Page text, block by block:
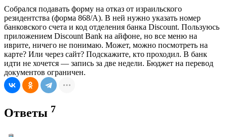
Собрался подавать форму на отказ от израильского
резидентства (форма 868/А). В ней нужно указать номер
банковского счета и код отделения банка Discount. Пользуюсь
приложением Discount Bank на айфоне, но все меню на
иврите, ничего не понимаю. Может, можно посмотреть на
карте? Или через сайт? Подскажите, кто проходил. В банк
идти не хочется — запись за две недели. Бюджет на перевод
документов ограничен.
Ответы 7